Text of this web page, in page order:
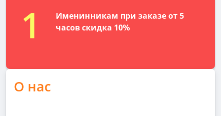
1
Именинникам при заказе от 5
часов скидка 10%
О нас